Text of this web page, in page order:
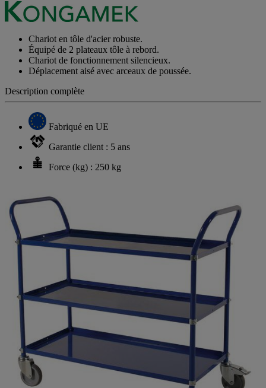
Chariot en tôle d'acier robuste.
Équipé de 2 plateaux tôle à rebord.
Chariot de fonctionnement silencieux.
Déplacement aisé avec arceaux de poussée.
Description complète
Fabriqué en UE
Garantie client : 5 ans
Force (kg) : 250 kg